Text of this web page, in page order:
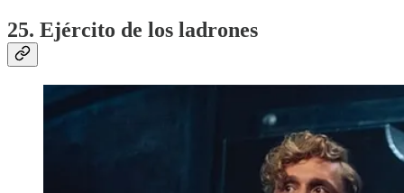
25. Ejército de los ladrones